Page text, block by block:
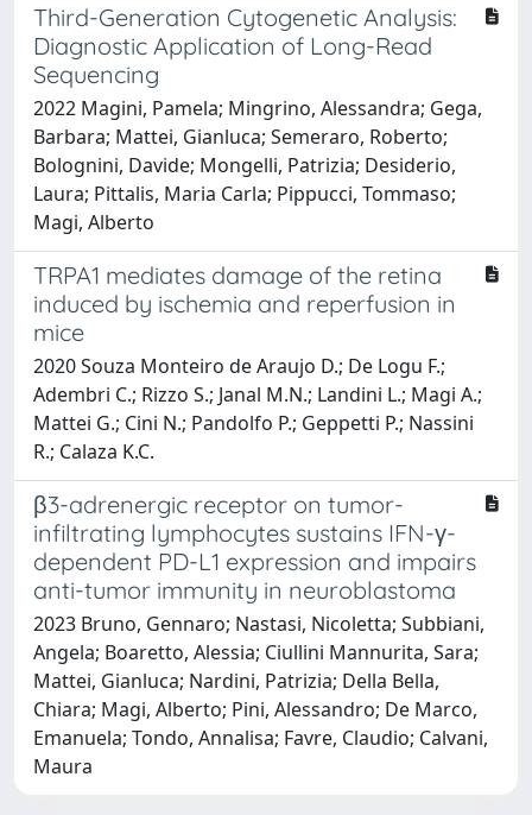
Third-Generation Cytogenetic Analysis:
Diagnostic Application of Long-Read
Sequencing
2022 Magini, Pamela; Mingrino, Alessandra; Gega,
Barbara; Mattei, Gianluca; Semeraro, Roberto;
Bolognini, Davide; Mongelli, Patrizia; Desiderio,
Laura; Pittalis, Maria Carla; Pippucci, Tommaso;
Magi, Alberto
TRPA1 mediates damage of the retina
induced by ischemia and reperfusion in
mice
2020 Souza Monteiro de Araujo D.; De Logu F.;
Adembri C.; Rizzo S.; Janal M.N.; Landini L.; Magi A.;
Mattei G.; Cini N.; Pandolfo P.; Geppetti P.; Nassini
R.; Calaza K.C.
β3-adrenergic receptor on tumor-
infiltrating lymphocytes sustains IFN-γ-
dependent PD-L1 expression and impairs
anti-tumor immunity in neuroblastoma
2023 Bruno, Gennaro; Nastasi, Nicoletta; Subbiani,
Angela; Boaretto, Alessia; Ciullini Mannurita, Sara;
Mattei, Gianluca; Nardini, Patrizia; Della Bella,
Chiara; Magi, Alberto; Pini, Alessandro; De Marco,
Emanuela; Tondo, Annalisa; Favre, Claudio; Calvani,
Maura